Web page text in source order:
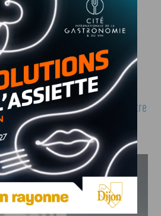
sur lesréseaux sociaux (suivre
soutenir le film en ligne (suivre notre